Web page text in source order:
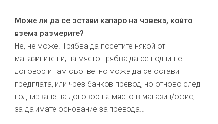
Може ли да се остави капаро на човека, който
взема размерите?
Не, не може. Трябва да посетите някой от
магазините ни, на място трябва да се подпише
договор и там съответно може да се остави
предплата, или чрез банков превод, но отново след
подписване на договор на място в магазин/офис,
за да имате основание за превода…